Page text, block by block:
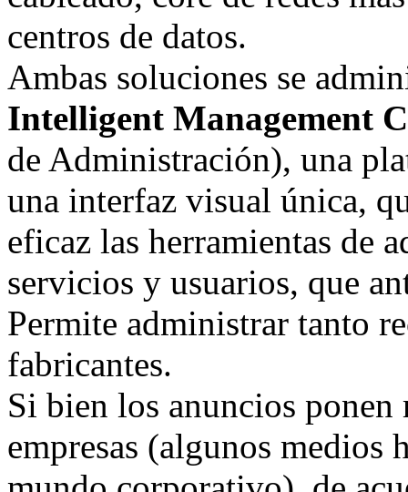
centros de datos.
Ambas soluciones se
Intelligent Management
de Administración), una
una interfaz visual única,
eficaz las herramientas de
servicios y usuarios, que
Permite administrar tanto
fabricantes.
Si bien los anuncios ponen
empresas (algunos medios